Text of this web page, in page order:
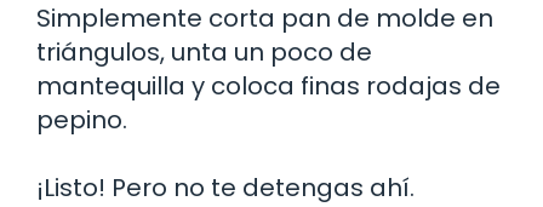
Simplemente corta pan de molde en
triángulos, unta un poco de
mantequilla y coloca finas rodajas de
pepino.
¡Listo! Pero no te detengas ahí.